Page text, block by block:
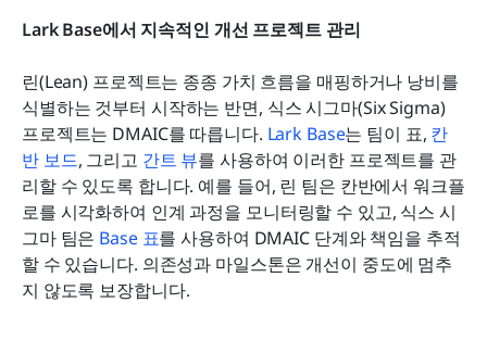
Lark Base에서 지속적인 개선 프로젝트 관리
린(Lean) 프로젝트는 종종 가치 흐름을 매핑하거나 낭비를
식별하는 것부터 시작하는 반면, 식스 시그마(Six Sigma)
프로젝트는 DMAIC를 따릅니다. Lark Base는 팀이 표, 칸
반 보드, 그리고 간트 뷰를 사용하여 이러한 프로젝트를 관
리할 수 있도록 합니다. 예를 들어, 린 팀은 칸반에서 워크플
로를 시각화하여 인계 과정을 모니터링할 수 있고, 식스 시
그마 팀은 Base 표를 사용하여 DMAIC 단계와 책임을 추적
할 수 있습니다. 의존성과 마일스톤은 개선이 중도에 멈추
지 않도록 보장합니다.